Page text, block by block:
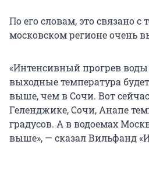
По его словам, это связано с
московском регионе очень
«Интенсивный прогрев
выходные температура
выше, чем в Сочи. Вот
Геленджике, Сочи, Анапе
градусов. А в водоемах
выше», — сказал Вильфанд